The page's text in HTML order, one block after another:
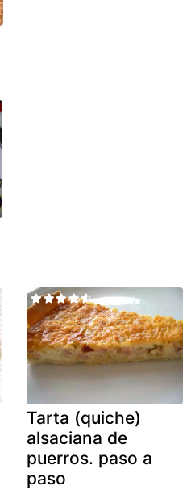
Tarta (quiche)
alsaciana de
puerros. paso a
paso